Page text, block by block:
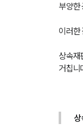
부양한
이러한
상속재
거칩니
상